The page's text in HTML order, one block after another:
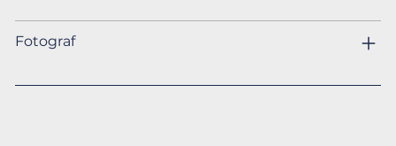
Fotograf